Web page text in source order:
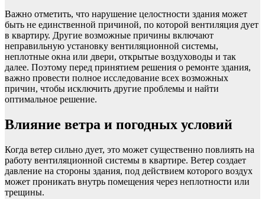
Важно отметить, что нарушение целостности здания может
быть не единственной причиной, по которой вентиляция дует
в квартиру. Другие возможные причины включают
неправильную установку вентиляционной системы,
неплотные окна или двери, открытые воздуховоды и так
далее. Поэтому перед принятием решения о ремонте здания,
важно провести полное исследование всех возможных
причин, чтобы исключить другие проблемы и найти
оптимальное решение.
Влияние ветра и погодных условий
Когда ветер сильно дует, это может существенно повлиять на
работу вентиляционной системы в квартире. Ветер создает
давление на стороны здания, под действием которого воздух
может проникать внутрь помещения через неплотности или
трещины.